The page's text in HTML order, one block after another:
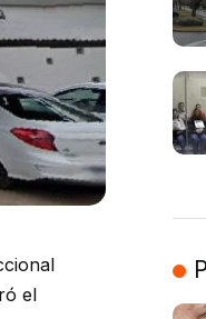
el